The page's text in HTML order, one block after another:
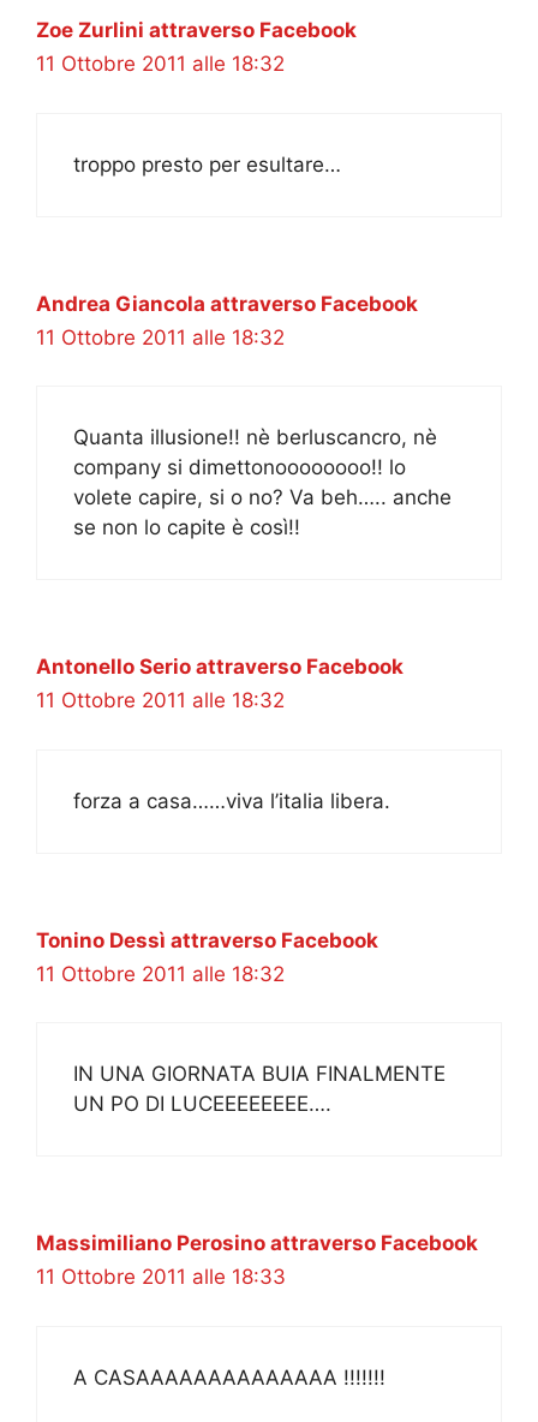
Zoe Zurlini attraverso Facebook
11 Ottobre 2011 alle 18:32
troppo presto per esultare…
Andrea Giancola attraverso Facebook
11 Ottobre 2011 alle 18:32
Quanta illusione!! nè berluscancro, nè
company si dimettonoooooooo!! lo
volete capire, si o no? Va beh….. anche
se non lo capite è così!!
Antonello Serio attraverso Facebook
11 Ottobre 2011 alle 18:32
forza a casa……viva l’italia libera.
Tonino Dessì attraverso Facebook
11 Ottobre 2011 alle 18:32
IN UNA GIORNATA BUIA FINALMENTE
UN PO DI LUCEEEEEEEE….
Massimiliano Perosino attraverso Facebook
11 Ottobre 2011 alle 18:33
A CASAAAAAAAAAAAAAA !!!!!!!